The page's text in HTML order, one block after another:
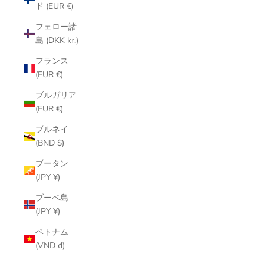
ド (EUR €)
フェロー諸
島 (DKK kr.)
フランス
(EUR €)
ブルガリア
(EUR €)
ブルネイ
(BND $)
ブータン
(JPY ¥)
ブーベ島
(JPY ¥)
ベトナム
(VND ₫)